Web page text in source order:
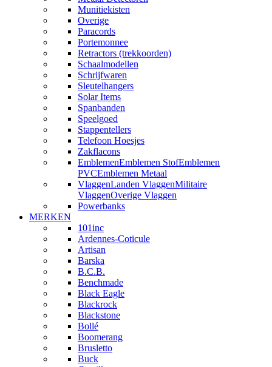
Munitiekisten
Overige
Paracords
Portemonnee
Retractors (trekkoorden)
Schaalmodellen
Schrijfwaren
Sleutelhangers
Solar Items
Spanbanden
Speelgoed
Stappentellers
Telefoon Hoesjes
Zakflacons
EmblemenEmblemen StofEmblemen
PVCEmblemen Metaal
VlaggenLanden VlaggenMilitaire
VlaggenOverige Vlaggen
Powerbanks
MERKEN
101inc
Ardennes-Coticule
Artisan
Barska
B.C.B.
Benchmade
Black Eagle
Blackrock
Blackstone
Bollé
Boomerang
Brusletto
Buck